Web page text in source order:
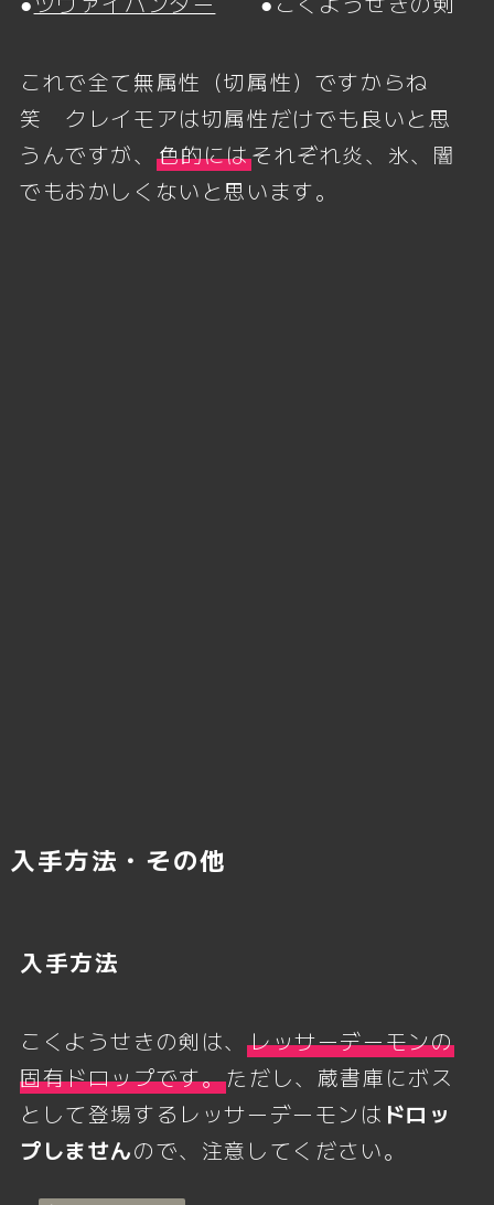
これで全て無属性（切属性）ですからね
笑 クレイモアは切属性だけでも良いと思
うんですが、 色的にはそれぞれ炎、氷、闇
でもおかしくないと思います。
入手方法・その他
入手方法
こくようせきの剣は、レッサーデーモンの
固有ドロップです。ただし、蔵書庫にボス
として登場するレッサーデーモンは ドロッ
プしませんので、注意してください。